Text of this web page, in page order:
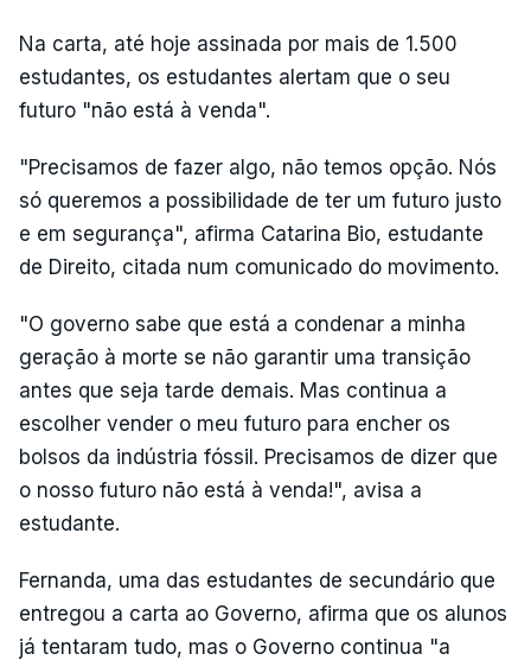
Na carta, até hoje assinada por mais de 1.500
estudantes, os estudantes alertam que o seu
futuro "não está à venda".
"Precisamos de fazer algo, não temos opção. Nós
só queremos a possibilidade de ter um futuro justo
e em segurança", afirma Catarina Bio, estudante
de Direito, citada num comunicado do movimento.
"O governo sabe que está a condenar a minha
geração à morte se não garantir uma transição
antes que seja tarde demais. Mas continua a
escolher vender o meu futuro para encher os
bolsos da indústria fóssil. Precisamos de dizer que
o nosso futuro não está à venda!", avisa a
estudante.
Fernanda, uma das estudantes de secundário que
entregou a carta ao Governo, afirma que os alunos
já tentaram tudo, mas o Governo continua "a